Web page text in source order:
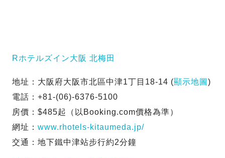
Rホテルズイン大阪 北梅田
地址：大阪府大阪市北區中津1丁目18-14 (顯示地圖 )
電話：+81-(06)-6376-5100
房價：$485起（以Booking.com價格為準）
網址： www.rhotels-kitaumeda.jp/
交通：地下鐵中津站步行約2分鐘